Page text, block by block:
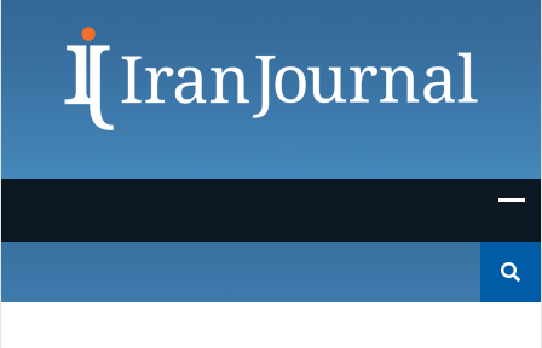
nach: